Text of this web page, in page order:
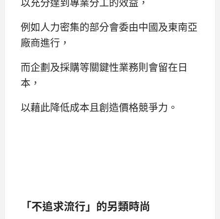
例如人力密集的部分會委由中國及東南亞
廠商進行，
而企劃及採購等關鍵性業務則會留在日
本，
以藉此降低成本且創造價格競爭力。
「不追求流行」的另類時尚